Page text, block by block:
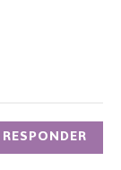
RESPONDER